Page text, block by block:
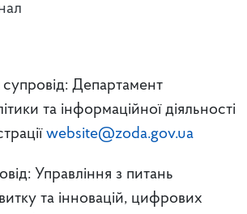
Департамент
та інформаційної діяльності
website@zoda.gov.ua
Управління з питань
та інновацій, цифрових